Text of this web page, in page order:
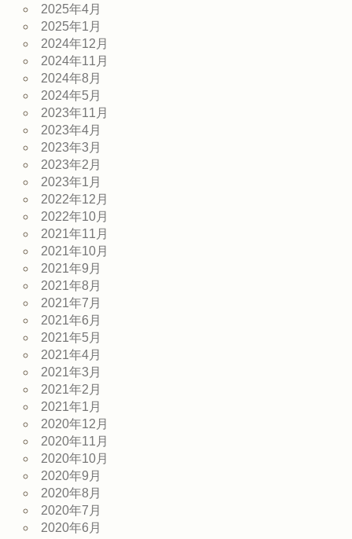
2025年4月
2025年1月
2024年12月
2024年11月
2024年8月
2024年5月
2023年11月
2023年4月
2023年3月
2023年2月
2023年1月
2022年12月
2022年10月
2021年11月
2021年10月
2021年9月
2021年8月
2021年7月
2021年6月
2021年5月
2021年4月
2021年3月
2021年2月
2021年1月
2020年12月
2020年11月
2020年10月
2020年9月
2020年8月
2020年7月
2020年6月